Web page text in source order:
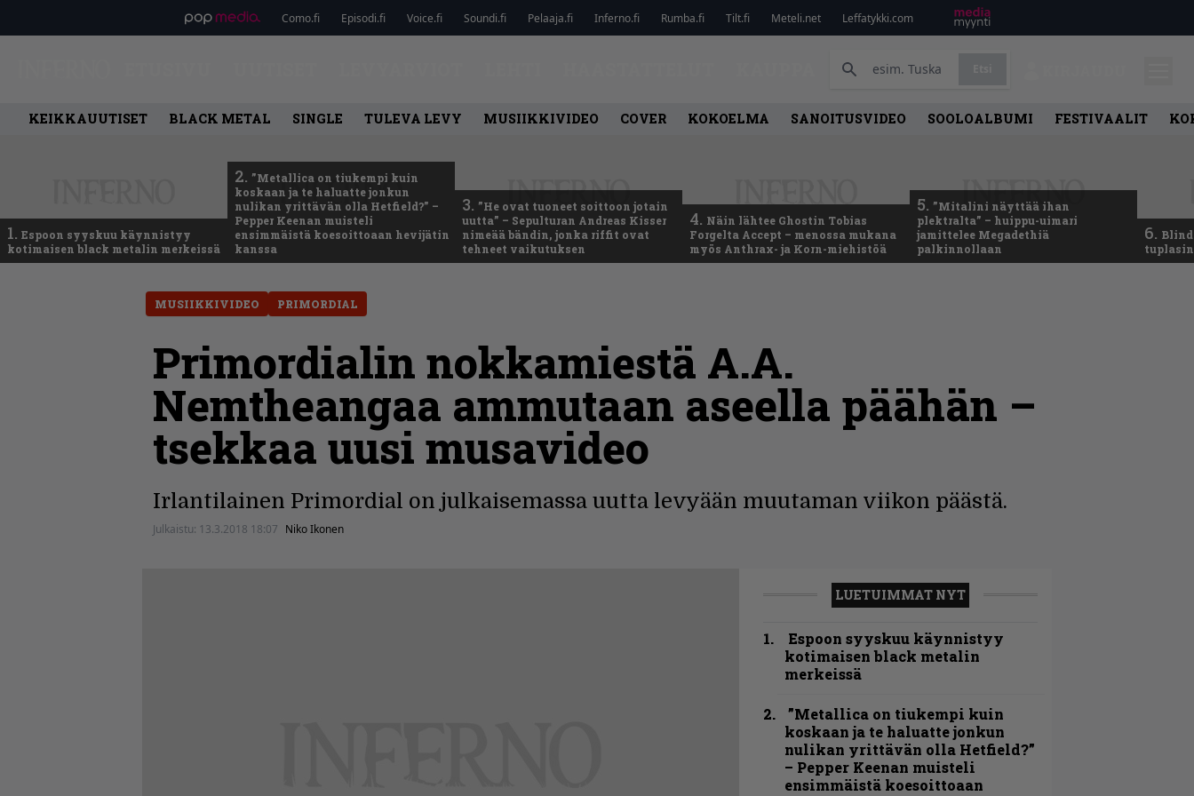
Como.fi Episodi.fi Voice.fi Soundi.fi Pelaaja.fi Inferno.fi Rumba.fi Tilt.fi Meteli.net Leffatykki.com
KEIKKAUUTISET BLACK METAL SINGLE TULEVA LEVY MUSIIKKIVIDEO COVER KOKOELMA SANOITUSVIDEO SOOLOALBUMI FESTIVAALIT
1. Espoon syyskuu käynnistyy
kotimaisen black metalin merkeissä
2. ”Metallica on tiukempi kuin
koskaan ja te haluatte jonkun
nulikan yrittävän olla Hetfield?” –
Pepper Keenan muisteli
ensimmäistä koesoittoaan hevijätin
kanssa
3. ”He ovat tuoneet soittoon jotain
uutta” – Sepulturan Andreas Kisser
nimeää bändin, jonka riffit ovat
tehneet vaikutuksen
4. Näin lähtee Ghostin Tobias
Forgelta Accept – menossa mukana
myös Anthrax- ja Korn-miehistöä
5. ”Mitalini näyttää ihan
plektralta” – huippu-uimari
jamittelee Megadethiä
palkinnollaan
6.
MUSIIKKIVIDEO PRIMORDIAL
Primordialin nokkamiestä A.A.
Nemtheangaa ammutaan aseella päähän –
tsekkaa uusi musavideo
Irlantilainen Primordial on julkaisemassa uutta levyään muutaman viikon päästä.
Julkaistu: 13.3.2018 18:07 Niko Ikonen
LUETUIMMAT NYT
Espoon syyskuu käynnistyy
kotimaisen black metalin
merkeissä
”Metallica on tiukempi kuin
koskaan ja te haluatte jonkun
nulikan yrittävän olla Hetfield?”
– Pepper Keenan muisteli
ensimmäistä koesoittoaan